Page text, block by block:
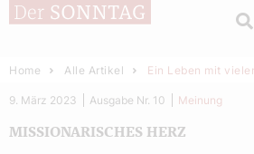
Home Alle Artikel Ein Leben mit
MISSIONARISCHES HERZ
9. März 2023 Ausgabe Nr. 10 Meinung